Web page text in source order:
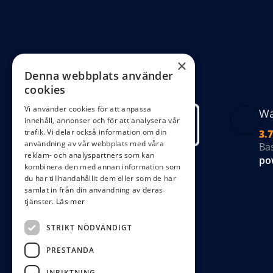
3.7
×
Denna webbplats använder
cookies
Vi använder cookies för att anpassa
innehåll, annonser och för att analysera vår
trafik. Vi delar också information om din
användning av vår webbplats med våra
reklam- och analyspartners som kan
kombinera den med annan information som
du har tillhandahållit dem eller som de har
samlat in från din användning av deras
tjänster. Läs mer
STRIKT NÖDVÄNDIGT
PRESTANDA